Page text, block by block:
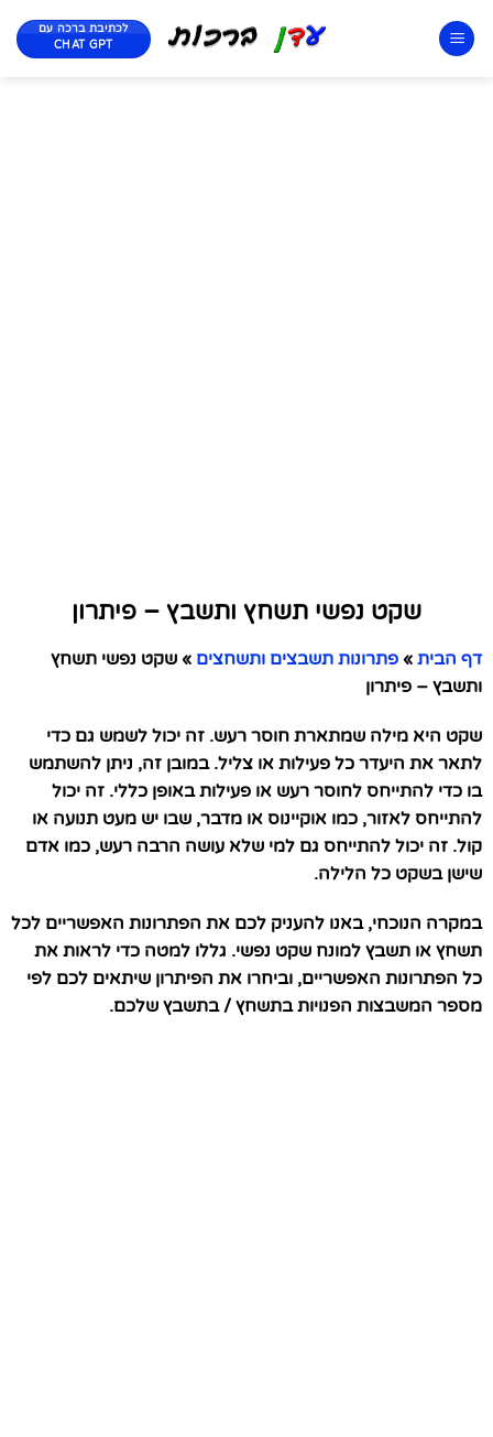
לכתיבת ברכה עם
CHAT GPT
שקט נפשי תשחץ ותשבץ – פיתרון
דף הבית » פתרונות תשבצים ותשחצים » שקט נפשי תשחץ
ותשבץ – פיתרון
שקט היא מילה שמתארת חוסר רעש. זה יכול לשמש גם כדי
לתאר את היעדר כל פעילות או צליל. במובן זה, ניתן להשתמש
בו כדי להתייחס לחוסר רעש או פעילות באופן כללי. זה יכול
להתייחס לאזור, כמו אוקיינוס או מדבר, שבו יש מעט תנועה או
קול. זה יכול להתייחס גם למי שלא עושה הרבה רעש, כמו אדם
שישן בשקט כל הלילה.
במקרה הנוכחי, באנו להעניק לכם את הפתרונות האפשריים לכל
תשחץ או תשבץ למונח שקט נפשי. גללו למטה כדי לראות את
כל הפתרונות האפשריים, וביחרו את הפיתרון שיתאים לכם לפי
מספר המשבצות הפנויות בתשחץ / בתשבץ שלכם.